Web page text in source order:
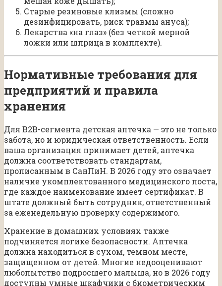
Старые резиновые клизмы (сложно
дезинфицировать, риск травмы ануса);
Лекарства «на глаз» (без четкой мерной
ложки или шприца в комплекте).
Нормативные требования для
предприятий и правила
хранения
Для B2B-сегмента детская аптечка — это не только
забота, но и юридическая ответственность. Если
ваша организация принимает детей, аптечка
должна соответствовать стандартам,
прописанным в СанПиН. В 2026 году это означает
наличие укомплектованного медицинского поста,
где каждое наименование имеет сертификат. В
штате должный быть сотрудник, ответственный
за еженедельную проверку содержимого.
Хранение в домашних условиях также
подчиняется логике безопасности. Аптечка
должна находиться в сухом, темном месте,
защищенном от детей. Многие недооценивают
любопытство подросшего малыша, но в 2026 году
доступны умные шкафчики с биометрическим